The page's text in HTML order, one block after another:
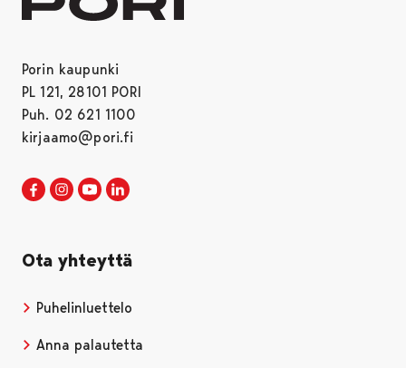
Porin kaupunki
PL 121, 28101 PORI
Puh. 02 621 1100
kirjaamo@pori.fi
Porin kaupunki Facebookissa
Avautuu uudessa välilehdessä
Porin kaupunki Instagramissa
Avautuu uudessa välilehdessä
Porin kaupunki Youtubessa
Avautuu uudessa välilehdessä
Ota yhteyttä
Puhelinluettelo
Anna palautetta